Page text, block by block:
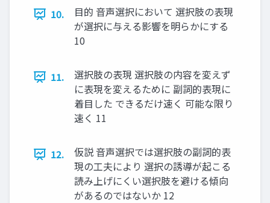
10.
⽬的 ⾳声選択において 選択肢の表現
が選択に与える影響を明らかにする
10
11.
選択肢の表現 選択肢の内容を変えず
に表現を変えるために 副詞的表現に
着⽬した できるだけ速く 可能な限り
速く 11
12.
仮説 ⾳声選択では選択肢の副詞的表
現の⼯夫により 選択の誘導が起こる
読み上げにくい選択肢を避ける傾向
があるのではないか 12